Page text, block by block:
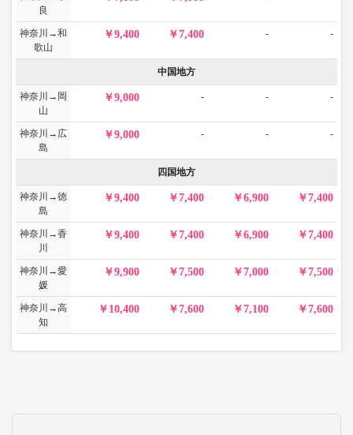
良
神奈川→和
歌山
9,400 7,400 - -
中国地方
神奈川→岡
山
9,000 - - -
神奈川→広
島
9,000 - - -
四国地方
神奈川→徳
島
9,400 7,400 6,900 7,400
神奈川→香
川
9,400 7,400 6,900 7,400
神奈川→愛
媛
9,900 7,500 7,000 7,500
神奈川→高
知
10,400 7,600 7,100 7,600